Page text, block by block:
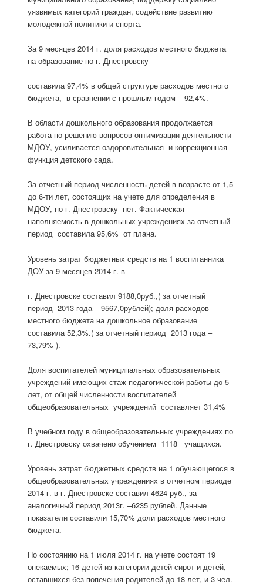
уязвимых категорий граждан, содействие развитию
молодежной политики и спорта.
За 9 месяцев 2014 г. доля расходов местного бюджета
на образование по г. Днестровску
составила 97,4% в общей структуре расходов местного
бюджета, в сравнении с прошлым годом – 92,4%.
В области дошкольного образования продолжается
работа по решению вопросов оптимизации деятельности
МДОУ, усиливается оздоровительная и коррекционная
функция детского сада.
За отчетный период численность детей в возрасте от 1,5
до 6-ти лет, состоящих на учете для определения в
МДОУ, по г. Днестровску нет. Фактическая
наполняемость в дошкольных учреждениях за отчетный
период составила 95,6% от плана.
Уровень затрат бюджетных средств на 1 воспитанника
ДОУ за 9 месяцев 2014 г. в
г. Днестровске составил 9188,0руб.,( за отчетный
период 2013 года – 9567,0рублей); доля расходов
местного бюджета на дошкольное образование
составила 52,3%.( за отчетный период 2013 года –
73,79% ).
Доля воспитателей муниципальных образовательных
учреждений имеющих стаж педагогической работы до 5
лет, от общей численности воспитателей
общеобразовательных учреждений составляет 31,4%
В учебном году в общеобразовательных учреждениях по
г. Днестровску охвачено обучением 1118 учащихся.
Уровень затрат бюджетных средств на 1 обучающегося в
общеобразовательных учреждениях в отчетном периоде
2014 г. в г. Днестровске составил 4624 руб., за
аналогичный период 2013г. –6235 рублей. Данные
показатели составили 15,70% доли расходов местного
бюджета.
По состоянию на 1 июля 2014 г. на учете состоят 19
опекаемых; 16 детей из категории детей-сирот и детей,
оставшихся без попечения родителей до 18 лет, и 3 чел.